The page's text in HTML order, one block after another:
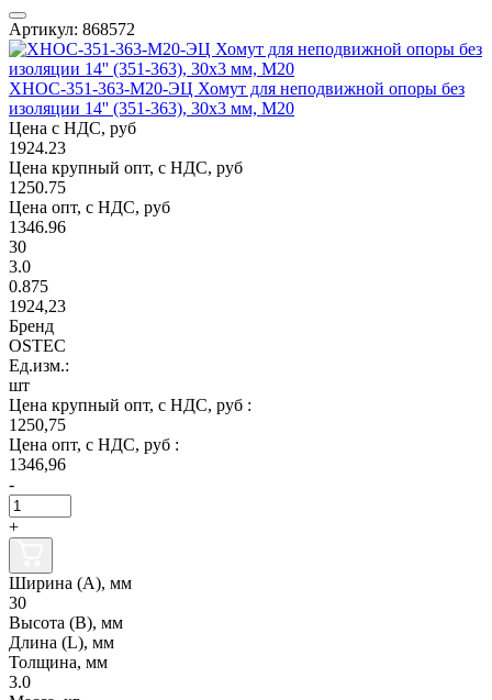
Артикул: 868572
ХНОС-351-363-М20-ЭЦ Хомут для неподвижной опоры без
изоляции 14'' (351-363), 30х3 мм, М20
Цена с НДС, руб
1924.23
Цена крупный опт, с НДС, руб
1250.75
Цена опт, с НДС, руб
1346.96
30
3.0
0.875
1924,23
Бренд
OSTEC
Ед.изм.:
шт
Цена крупный опт, с НДС, руб :
1250,75
Цена опт, с НДС, руб :
1346,96
-
+
Ширина (А), мм
30
Высота (В), мм
Длина (L), мм
Толщина, мм
3.0